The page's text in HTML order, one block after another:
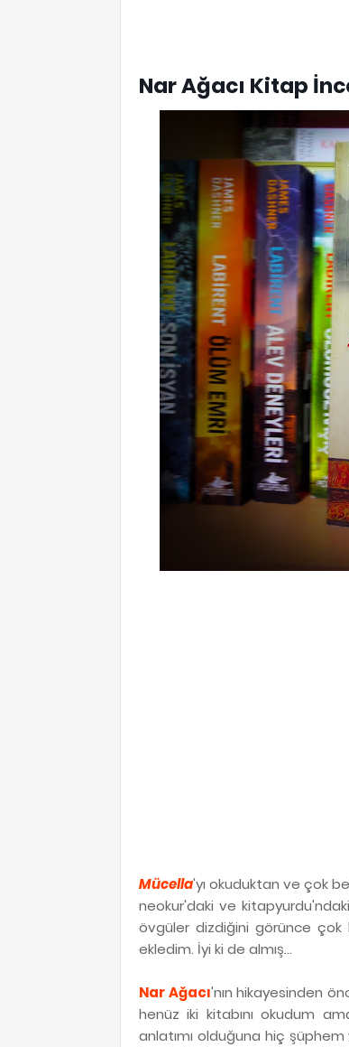
Nar Ağacı Kitap
Mücella'yı okuduktan ve çok
neokur'daki ve
övgüler dizdiğini görünce çok
ekledim. İyi ki de almış...
Nar Ağacı'nın hikayesinden
henüz iki kitabını okudum
anlatımı olduğuna hiç şüphem